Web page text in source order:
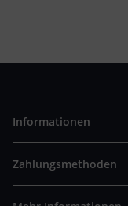
Informationen
Zahlungsmethoden